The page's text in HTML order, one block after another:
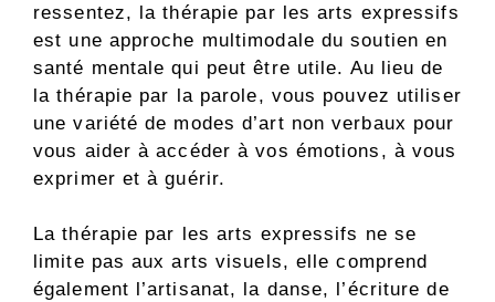
ressentez, la thérapie par les arts expressifs
est une approche multimodale du soutien en
santé mentale qui peut être utile. Au lieu de
la thérapie par la parole, vous pouvez utiliser
une variété de modes d’art non verbaux pour
vous aider à accéder à vos émotions, à vous
exprimer et à guérir.
La thérapie par les arts expressifs ne se
limite pas aux arts visuels, elle comprend
également l’artisanat, la danse, l’écriture de